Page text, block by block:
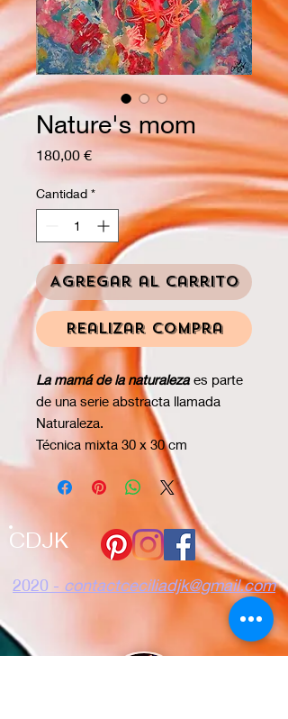
Nature's mom
180,00 €Precio
Cantidad *
Agregar al carrito
Realizar compra
La mamá de la naturalezaes parte
de una serie abstracta llamada
Naturaleza.
Técnica mixta 30 x 30 cm
2020 - contactceciliadjk@gmail.com
CDJK